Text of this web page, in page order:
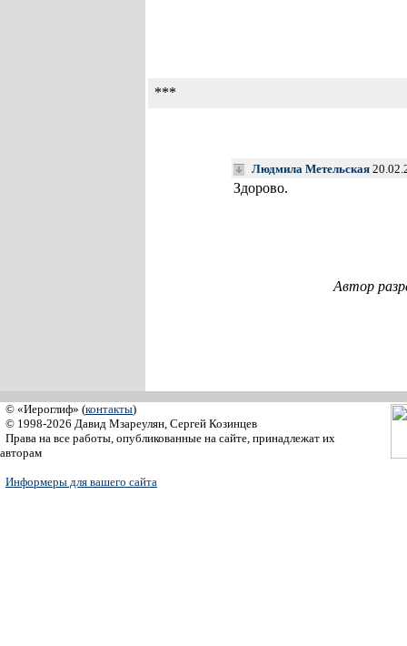
***
Людмила Метельская
Здорово.
Автор
© «Иероглиф» (контакты)
© 1998-2026 Давид Мзареулян, Сергей Козинцев
Права на все работы, опубликованные на сайте, принадлежат их
авторам
Информеры для вашего сайта